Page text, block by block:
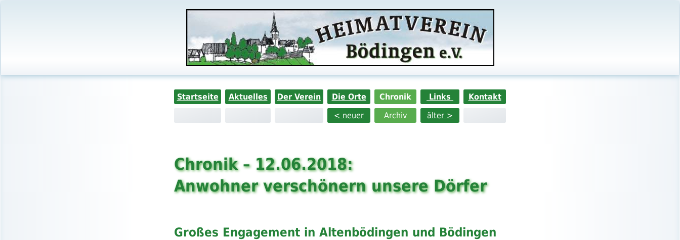
Startseite Aktuelles Der Verein Die Orte Chronik Links
Kontakt
< neuer
Archiv älter >
Chronik – 12.06.2018:
Anwohner verschönern unsere Dörfer
Großes Engagement in Altenbödingen und Bödingen